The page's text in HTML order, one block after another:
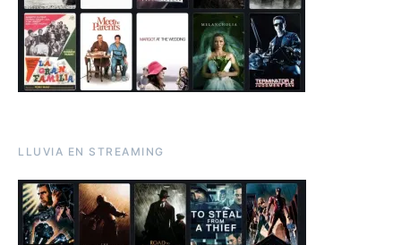
LLUVIA EN STREAMING